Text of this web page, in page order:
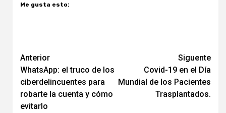
Me gusta esto:
Navegación
de
entradas
Anterior
WhatsApp: el truco de los
ciberdelincuentes para
robarte la cuenta y cómo
evitarlo
Siguente
Covid-19 en el Día
Mundial de los Pacientes
Trasplantados.